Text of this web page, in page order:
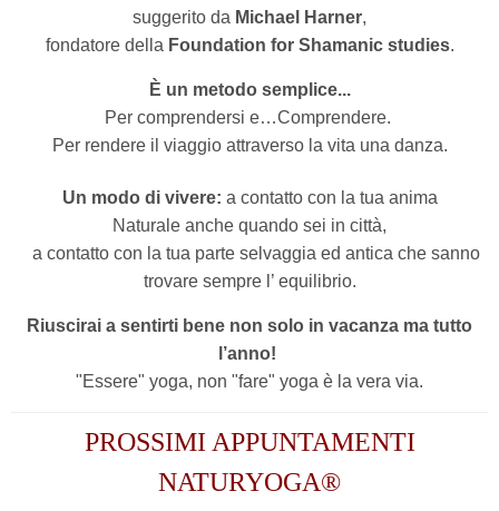
suggerito da Michael Harner,
fondatore della Foundation for Shamanic studies.
È un metodo semplice...
Per comprendersi e…Comprendere.
Per rendere il viaggio attraverso la vita una danza.
Un modo di vivere: a contatto con la tua anima
Naturale anche quando sei in città,
a contatto con la tua parte selvaggia ed antica che sanno
trovare sempre l’ equilibrio.
Riuscirai a sentirti bene non solo in vacanza ma tutto
l’anno!
"Essere" yoga, non "fare" yoga è la vera via.
PROSSIMI APPUNTAMENTI
NATURYOGA®